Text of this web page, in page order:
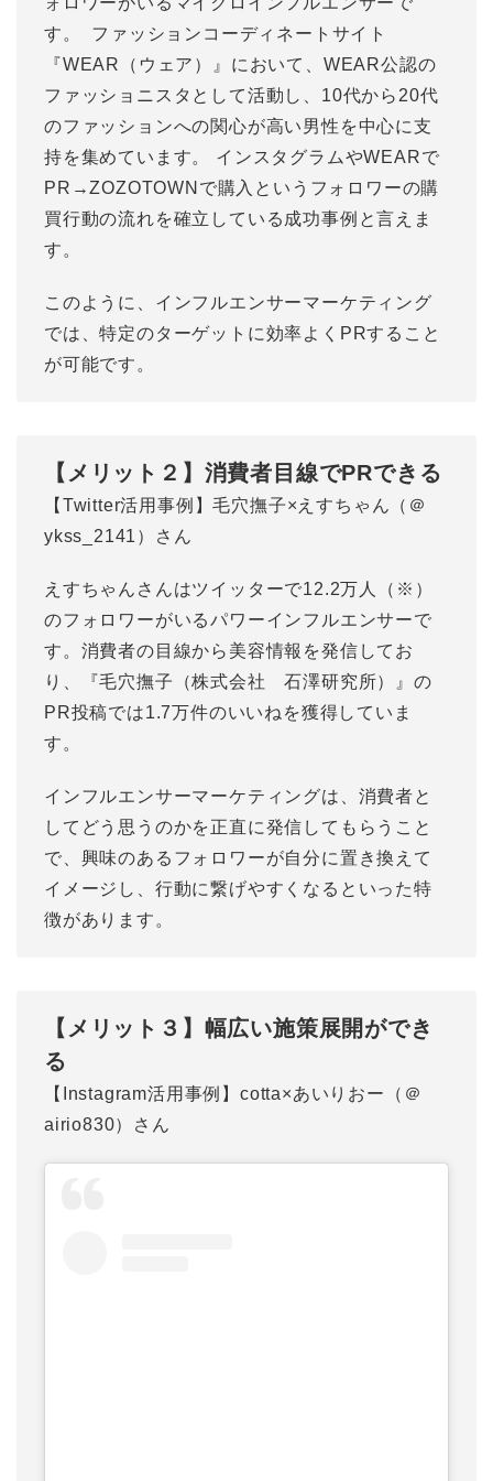
す。 ファッションコーディネートサイト
『WEAR（ウェア）』において、WEAR公認の
ファッショニスタとして活動し、10代から20代
のファッションへの関心が高い男性を中心に支
持を集めています。 インスタグラムやWEARで
PR→ZOZOTOWNで購入というフォロワーの購
買行動の流れを確立している成功事例と言えま
す。
このように、インフルエンサーマーケティング
では、特定のターゲットに効率よくPRすること
が可能です。
【メリット２】消費者目線でPRできる
【Twitter活用事例】毛穴撫子×えすちゃん（＠
ykss_2141）さん
えすちゃんさんはツイッターで12.2万人（※）
のフォロワーがいるパワーインフルエンサーで
す。消費者の目線から美容情報を発信してお
り、『毛穴撫子（株式会社 石澤研究所）』の
PR投稿では1.7万件のいいねを獲得していま
す。
インフルエンサーマーケティングは、消費者と
してどう思うのかを正直に発信してもらうこと
で、興味のあるフォロワーが自分に置き換えて
イメージし、行動に繋げやすくなるといった特
徴があります。
【メリット３】幅広い施策展開ができ
る
【Instagram活用事例】cotta×あいりおー（＠
airio830）さん